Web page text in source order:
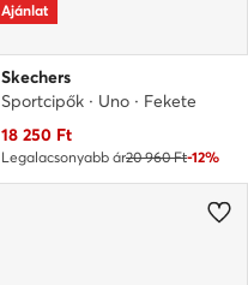
Ajánlat
Skechers
Sportcipők · Uno · Fekete
Aktuális ár
18 250 Ft
Legalacsonyabb ár20 960 Ft-12%